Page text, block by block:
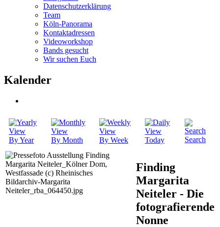
Datenschutzerklärung
Team
Köln-Panorama
Kontaktadressen
Videoworkshop
Bands gesucht
Wir suchen Euch
Kalender
By Year By Month By Week Today Search
Finding
Margarita
Neiteler - Die
fotografierende
Nonne